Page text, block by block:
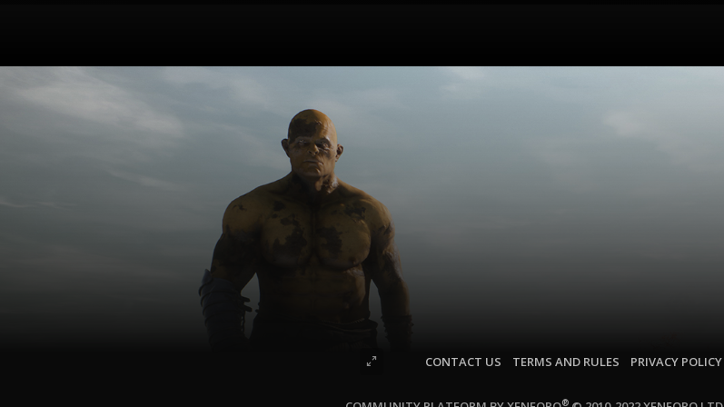
CONTACT US TERMS AND RULES PRIVACY POLICY
®